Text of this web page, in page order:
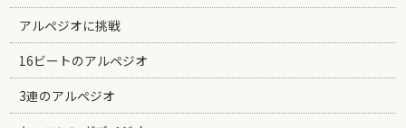
アルペジオに挑戦
16ビートのアルペジオ
3連のアルペジオ